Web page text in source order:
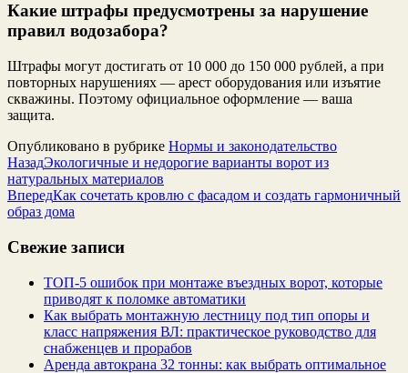
Какие штрафы предусмотрены за нарушение
правил водозабора?
Штрафы могут достигать от 10 000 до 150 000 рублей, а при
повторных нарушениях — арест оборудования или изъятие
скважины. Поэтому официальное оформление — ваша
защита.
Опубликовано в рубрике Нормы и законодательство
НазадЭкологичные и недорогие варианты ворот из
натуральных материалов
ВпередКак сочетать кровлю с фасадом и создать гармоничный
образ дома
Свежие записи
ТОП-5 ошибок при монтаже въездных ворот, которые
приводят к поломке автоматики
Как выбрать монтажную лестницу под тип опоры и
класс напряжения ВЛ: практическое руководство для
снабженцев и прорабов
Аренда автокрана 32 тонны: как выбрать оптимальное